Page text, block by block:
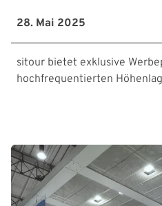
28. Mai 2025
sitour bietet exklusive
hochfrequentierten